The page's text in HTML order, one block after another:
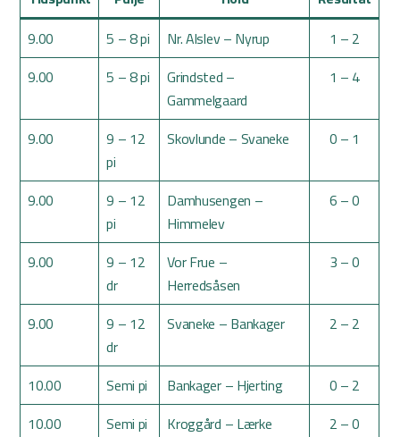
9.00
5 – 8 pi Nr. Alslev – Nyrup
1 – 2
9.00
5 – 8 pi
Grindsted –
Gammelgaard
1 – 4
9.00
9 – 12
pi
Skovlunde – Svaneke 0 – 1
9.00
9 – 12
pi
Damhusengen –
Himmelev
6 – 0
9.00
9 – 12
dr
Vor Frue –
Herredsåsen
3 – 0
9.00
9 – 12
dr
Svaneke – Bankager 2 – 2
10.00 Semi pi Bankager – Hjerting
0 – 2
10.00
Semi pi Kroggård – Lærke
2 – 0